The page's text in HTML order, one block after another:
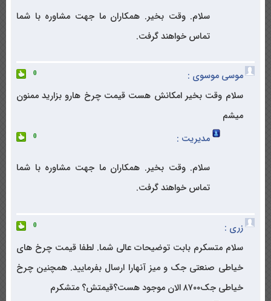
سلام. وقت بخیر. همکاران ما جهت مشاوره با شما
تماس خواهند گرفت.
موسی موسوی : 0
سلام وقت بخیر امکانش هست قیمت چرخ هارو بزارید ممنون
میشم
مدیریت :
0
سلام. وقت بخیر. همکاران ما جهت مشاوره با شما
تماس خواهند گرفت.
زری : 0
سلام متسکرم بابت توضیحات عالی شما. لطفا قیمت چرخ های
خیاطی صنعتی جک و میز آنهارا ارسال بفرمایید. همچنین چرخ
خیاطی جک۸۷۰۰ الان موجود هست؟قیمتش؟ متشکرم